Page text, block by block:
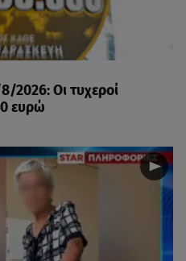
2026: Οι τυχεροί
ευρώ